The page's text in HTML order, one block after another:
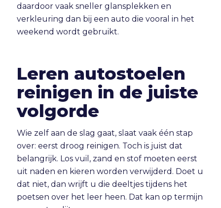
daardoor vaak sneller glansplekken en
verkleuring dan bij een auto die vooral in het
weekend wordt gebruikt.
Leren autostoelen
reinigen in de juiste
volgorde
Wie zelf aan de slag gaat, slaat vaak één stap
over: eerst droog reinigen. Toch is juist dat
belangrijk. Los vuil, zand en stof moeten eerst
uit naden en kieren worden verwijderd. Doet u
dat niet, dan wrijft u die deeltjes tijdens het
poetsen over het leer heen. Dat kan op termijn